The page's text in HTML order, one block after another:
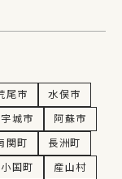
尾市
水俣市
宇城市
阿蘇市
関町
長洲町
小国町
産山村